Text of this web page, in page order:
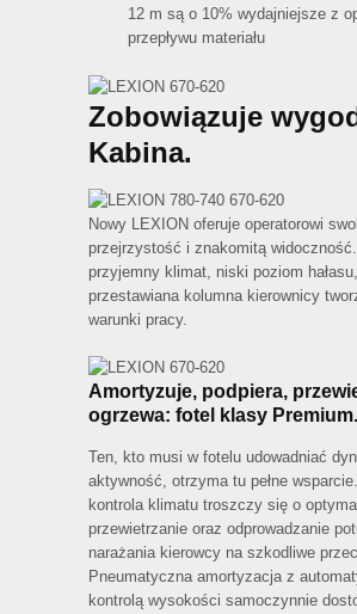
12 m są o 10% wydajniejsze z
przepływu materiału
Zobowiązuje
Kabina.
Nowy LEXION oferuje operatorowi
przejrzystość i znakomitą
przyjemny klimat, niski poziom
przestawiana kolumna kierownicy
warunki pracy.
Amortyzuje, podpiera,
ogrzewa: fotel klasy Premium.
Ten, kto musi w fotelu udowadniać
aktywność, otrzyma tu pełne
kontrola klimatu troszczy się o
przewietrzanie oraz odprowadzanie
narażania kierowcy na szkodliwe
Pneumatyczna amortyzacja z
kontrolą wysokości samoczynnie